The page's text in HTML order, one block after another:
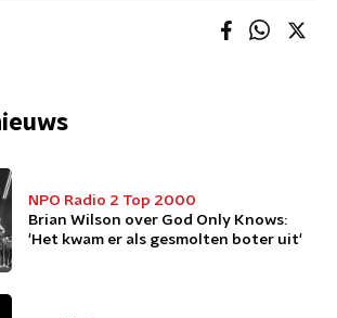
NPO Radio 2 Top 2000
Brian Wilson over God Only Knows:
'Het kwam er als gesmolten boter uit'